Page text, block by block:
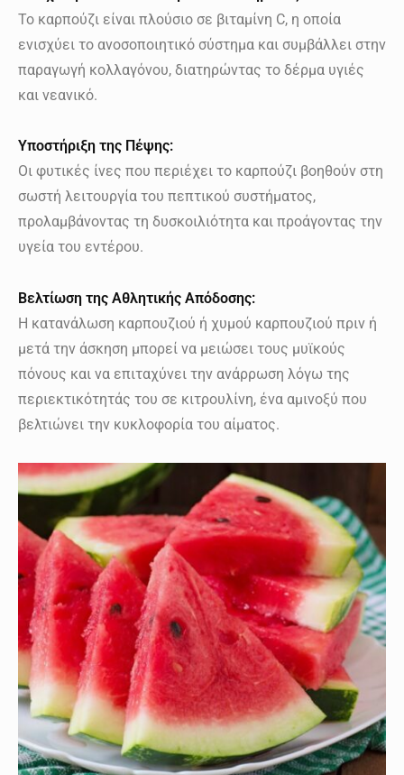
Το καρπούζι είναι πλούσιο σε βιταμίνη C, η οποία
ενισχύει το ανοσοποιητικό σύστημα και συμβάλλει στην
παραγωγή κολλαγόνου, διατηρώντας το δέρμα υγιές
και νεανικό.
Υποστήριξη της Πέψης:
Οι φυτικές ίνες που περιέχει το καρπούζι βοηθούν στη
σωστή λειτουργία του πεπτικού συστήματος,
προλαμβάνοντας τη δυσκοιλιότητα και προάγοντας την
υγεία του εντέρου.
Βελτίωση της Αθλητικής Απόδοσης:
Η κατανάλωση καρπουζιού ή χυμού καρπουζιού πριν ή
μετά την άσκηση μπορεί να μειώσει τους μυϊκούς
πόνους και να επιταχύνει την ανάρρωση λόγω της
περιεκτικότητάς του σε κιτρουλίνη, ένα αμινοξύ που
βελτιώνει την κυκλοφορία του αίματος.